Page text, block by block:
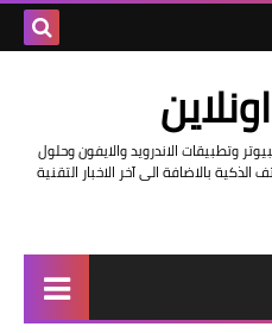
وتطبيقات الاندرويد والايفون وحلول
بالاضافة الى آخر الاخبار التقنية